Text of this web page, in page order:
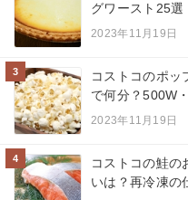
グワースト25選
2023年11月19日
3
コストコのポッ
で何分？500W
2023年11月19日
4
コストコの鮭の
いは？再冷凍の